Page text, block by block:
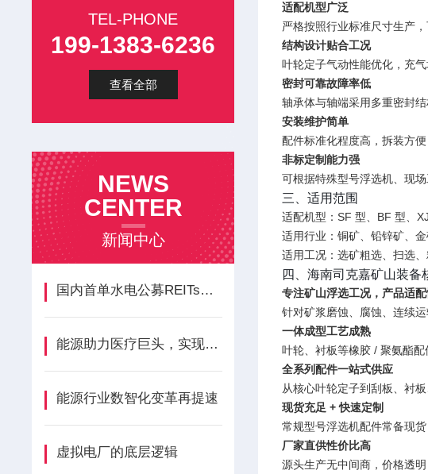
TEL-PHONE
199-1383-6236
查看全部
NEWS
CENTER
新闻中心
国内首单水电公募REITs项目获批
能源助力医疗巨头，实现绿色发展
能源行业数智化变革再提速
虚拟电厂的底层逻辑
适配机型广泛
严格按照行业标准尺寸生产
结构设计贴合工况
叶轮定子气动性能优化，充
密封可靠故障率低
轴承体与轴端采用多重密封
安装维护简单
配件标准化程度高，拆装方
非标定制能力强
可根据特殊型号浮选机、现
三、适用范围
适配机型：SF 型、BF 型、
适用行业：铜矿、铅锌矿、
适用工况：选矿粗选、扫选
四、海南司克嘉矿山装备
专注矿山浮选工况，产品适
针对矿浆磨蚀、腐蚀、连续
一体成型工艺成熟
叶轮、衬板等橡胶 / 聚氨酯配
全系列配件一站式供应
从核心叶轮定子到刮板、衬
现货充足 + 快速定制
常规型号浮选机配件常备现
厂家直供性价比高
源头生产无中间商，价格透